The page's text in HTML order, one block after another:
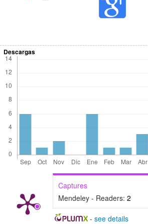
Descargas
Captures
Mendeley - Readers: 2
- see details